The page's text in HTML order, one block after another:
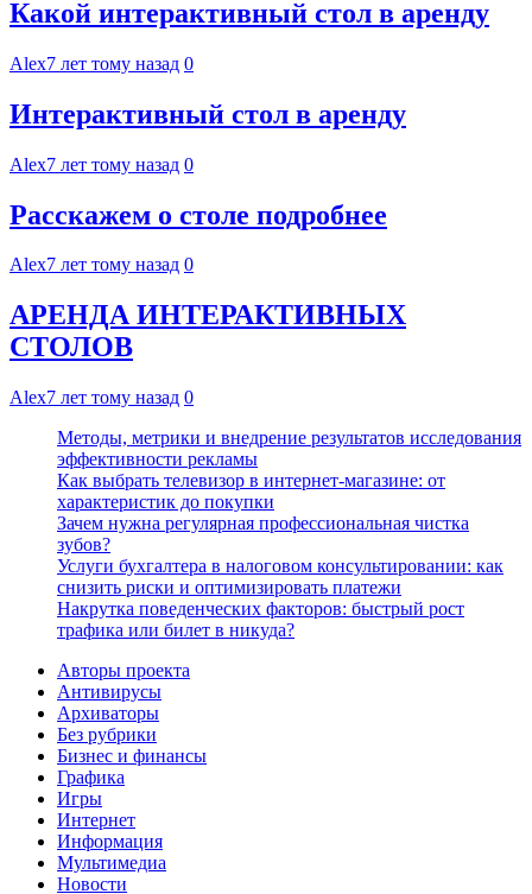
Какой интерактивный стол в аренду
Alex7 лет тому назад 0
Интерактивный стол в аренду
Alex7 лет тому назад 0
Расскажем о столе подробнее
Alex7 лет тому назад 0
АРЕНДА ИНТЕРАКТИВНЫХ
СТОЛОВ
Alex7 лет тому назад 0
Методы, метрики и внедрение результатов исследования
эффективности рекламы
Как выбрать телевизор в интернет-магазине: от
характеристик до покупки
Зачем нужна регулярная профессиональная чистка
зубов?
Услуги бухгалтера в налоговом консультировании: как
снизить риски и оптимизировать платежи
Накрутка поведенческих факторов: быстрый рост
трафика или билет в никуда?
Авторы проекта
Антивирусы
Архиваторы
Без рубрики
Бизнес и финансы
Графика
Игры
Интернет
Информация
Мультимедиа
Новости